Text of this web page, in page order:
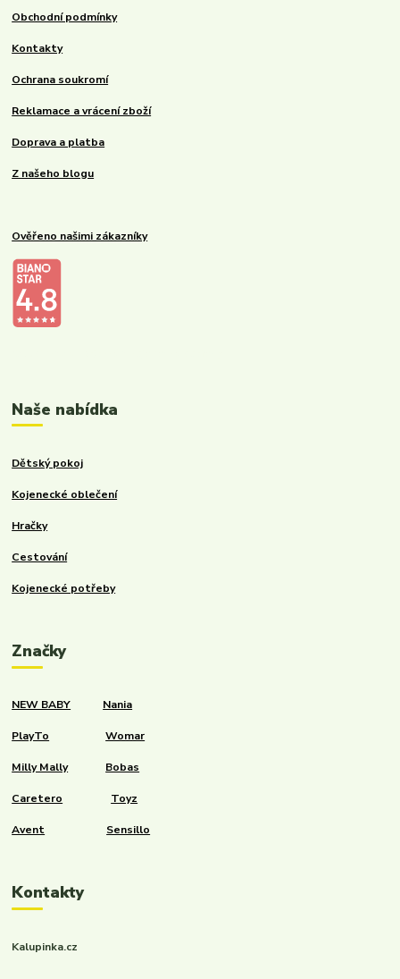
Obchodní podmínky
Kontakty
Ochrana soukromí
Reklamace a vrácení zboží
Doprava a platba
Z našeho blogu
Ověřeno našimi zákazníky
Naše nabídka
Dětský pokoj
Kojenecké oblečení
Hračky
Cestování
Kojenecké potřeby
Značky
NEW BABY Nania
PlayTo Womar
Milly Mally Bobas
Caretero Toyz
Avent Sensillo
Kontakty
Kalupinka.cz